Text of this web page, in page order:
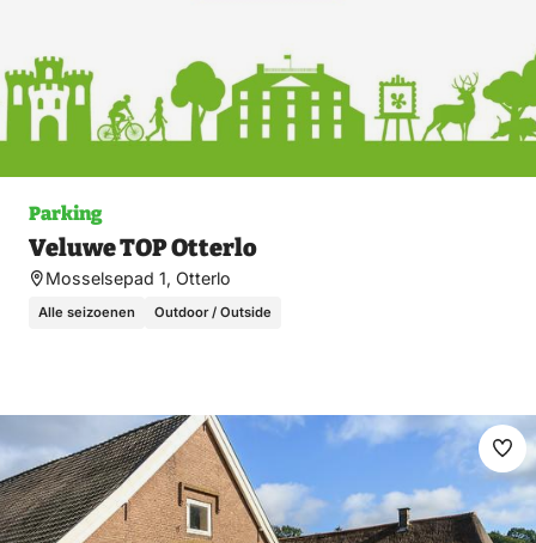
Parking
Veluwe TOP Otterlo
Mosselsepad 1, Otterlo
Alle seizoenen Outdoor / Outside